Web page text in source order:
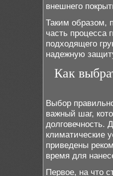
внешнего
Таким образом,
часть процесса
подходящего
надежную
Как
Выбор
важный шаг,
климатические
приведены
время для
Первое, на что